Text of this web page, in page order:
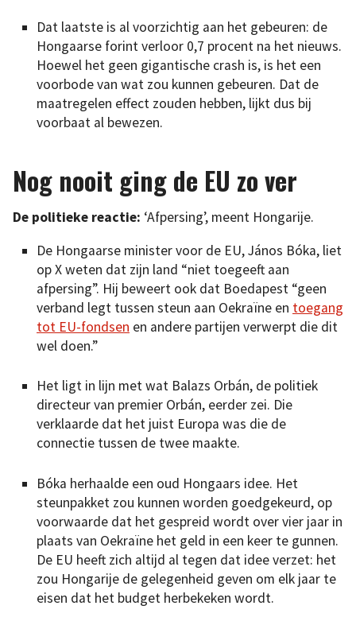
Dat laatste is al voorzichtig aan het gebeuren: de
Hongaarse forint verloor 0,7 procent na het nieuws.
Hoewel het geen gigantische crash is, is het een
voorbode van wat zou kunnen gebeuren. Dat de
maatregelen effect zouden hebben, lijkt dus bij
voorbaat al bewezen.
Nog nooit ging de EU zo ver
De politieke reactie: ‘Afpersing’, meent Hongarije.
De Hongaarse minister voor de EU, János Bóka, liet
op X weten dat zijn land “niet toegeeft aan
afpersing”. Hij beweert ook dat Boedapest “geen
verband legt tussen steun aan Oekraïne en toegang
tot EU-fondsen en andere partijen verwerpt die dit
wel doen.”
Het ligt in lijn met wat Balazs Orbán, de politiek
directeur van premier Orbán, eerder zei. Die
verklaarde dat het juist Europa was die de
connectie tussen de twee maakte.
Bóka herhaalde een oud Hongaars idee. Het
steunpakket zou kunnen worden goedgekeurd, op
voorwaarde dat het gespreid wordt over vier jaar in
plaats van Oekraïne het geld in een keer te gunnen.
De EU heeft zich altijd al tegen dat idee verzet: het
zou Hongarije de gelegenheid geven om elk jaar te
eisen dat het budget herbekeken wordt.